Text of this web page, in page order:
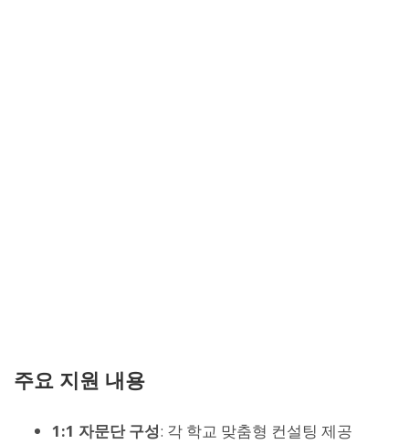
주요 지원 내용
1:1 자문단 구성: 각 학교 맞춤형 컨설팅 제공